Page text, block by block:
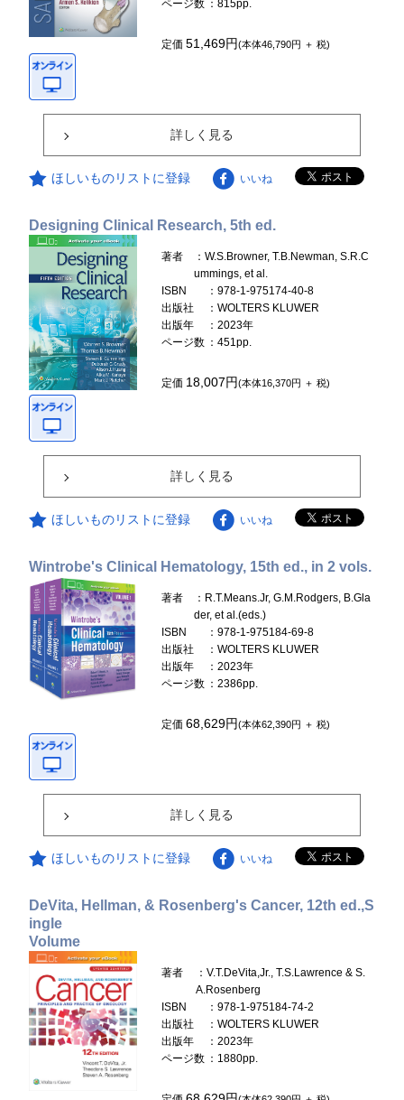
ページ数 ：815pp.
定価51,469円(本体46,790円 ＋ 税)
詳しく見る
ほしいものリストに登録 いいね
Designing Clinical Research, 5th ed.
著者
：W.S.Browner, T.B.Newman, S.R.C
ummings, et al.
ISBN
：978-1-975174-40-8
出版社
：WOLTERS KLUWER
出版年
：2023年
ページ数 ：451pp.
定価 18,007円(本体16,370円 ＋ 税)
詳しく見る
ほしいものリストに登録 いいね
Wintrobe's Clinical Hematology, 15th ed., in 2 vols.
著者
：R.T.Means.Jr, G.M.Rodgers, B.Gla
der, et al.(eds.)
ISBN
：978-1-975184-69-8
出版社
：WOLTERS KLUWER
出版年
：2023年
ページ数 ：2386pp.
定価68,629円(本体62,390円 ＋ 税)
詳しく見る
ほしいものリストに登録 いいね
DeVita, Hellman, & Rosenberg's Cancer, 12th ed.,S
ingle
Volume
著者
：V.T.DeVita,Jr., T.S.Lawrence & S.
A.Rosenberg
ISBN
：978-1-975184-74-2
出版社
：WOLTERS KLUWER
出版年
：2023年
ページ数 ：1880pp.